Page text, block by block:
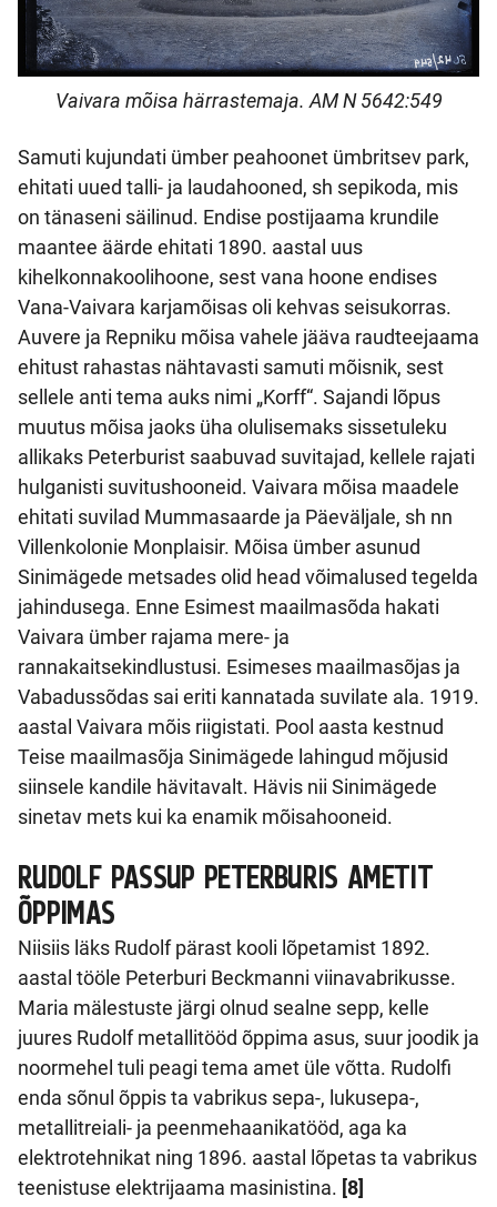
Vaivara mõisa härrastemaja. AM N 5642:549
Samuti kujundati ümber peahoonet ümbritsev park,
ehitati uued talli- ja laudahooned, sh sepikoda, mis
on tänaseni säilinud. Endise postijaama krundile
maantee äärde ehitati 1890. aastal uus
kihelkonnakoolihoone, sest vana hoone endises
Vana-Vaivara karjamõisas oli kehvas seisukorras.
Auvere ja Repniku mõisa vahele jääva raudteejaama
ehitust rahastas nähtavasti samuti mõisnik, sest
sellele anti tema auks nimi „Korff“. Sajandi lõpus
muutus mõisa jaoks üha olulisemaks sissetuleku
allikaks Peterburist saabuvad suvitajad, kellele rajati
hulganisti suvitushooneid. Vaivara mõisa maadele
ehitati suvilad Mummasaarde ja Päeväljale, sh nn
Villenkolonie Monplaisir. Mõisa ümber asunud
Sinimägede metsades olid head võimalused tegelda
jahindusega. Enne Esimest maailmasõda hakati
Vaivara ümber rajama mere- ja
rannakaitsekindlustusi. Esimeses maailmasõjas ja
Vabadussõdas sai eriti kannatada suvilate ala. 1919.
aastal Vaivara mõis riigistati. Pool aasta kestnud
Teise maailmasõja Sinimägede lahingud mõjusid
siinsele kandile hävitavalt. Hävis nii Sinimägede
sinetav mets kui ka enamik mõisahooneid.
RUDOLF PASSUP PETERBURIS AMETIT
ÕPPIMAS
Niisiis läks Rudolf pärast kooli lõpetamist 1892.
aastal tööle Peterburi Beckmanni viinavabrikusse.
Maria mälestuste järgi olnud sealne sepp, kelle
juures Rudolf metallitööd õppima asus, suur joodik ja
noormehel tuli peagi tema amet üle võtta. Rudolfi
enda sõnul õppis ta vabrikus sepa-, lukusepa-,
metallitreiali- ja peenmehaanikatööd, aga ka
elektrotehnikat ning 1896. aastal lõpetas ta vabrikus
teenistuse elektrijaama masinistina. [8]